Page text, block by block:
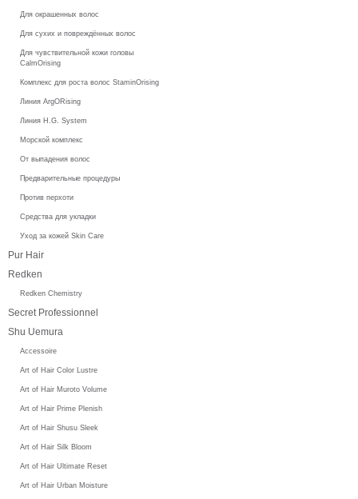
Для окрашенных волос
Для сухих и повреждённых волос
Для чувствительной кожи головы
CalmOrising
Комплекс для роста волос StaminOrising
Линия ArgORising
Линия H.G. System
Морской комплекс
От выпадения волос
Предварительные процедуры
Против перхоти
Средства для укладки
Уход за кожей Skin Care
Pur Hair
Redken
Redken Chemistry
Secret Professionnel
Shu Uemura
Accessoire
Art of Hair Color Lustre
Art of Hair Muroto Volume
Art of Hair Prime Plenish
Art of Hair Shusu Sleek
Art of Hair Silk Bloom
Art of Hair Ultimate Reset
Art of Hair Urban Moisture